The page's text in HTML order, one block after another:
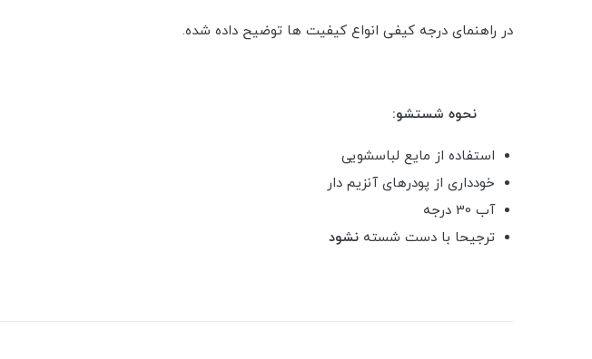
در راهنمای درجه کیفی انواع کیفیت ها توضیح داده شده.
نحوه شستشو:
استفاده از مایع لباسشویی
خودداری از پودرهای آنزیم دار
آب 30 درجه
ترجیحا با دست شسته نشود